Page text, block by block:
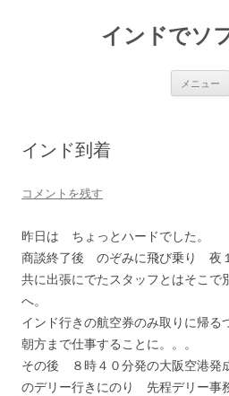
インドでソ
メニュー
インド到着
コメントを残す
昨日は ちょっとハードでした。
商談終了後 のぞみに飛び乗り 夜１
共に出張にでたスタッフとはそこ
へ。
インド行きの航空券のみ取りに帰
朝方まで仕事することに。。。
その後 ８時４０分発の大阪空港発
のデリー行きにのり 先程デリー事